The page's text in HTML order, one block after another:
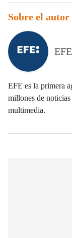
Sobre el autor
EFE
EFE es la primera
millones de
multimedia.